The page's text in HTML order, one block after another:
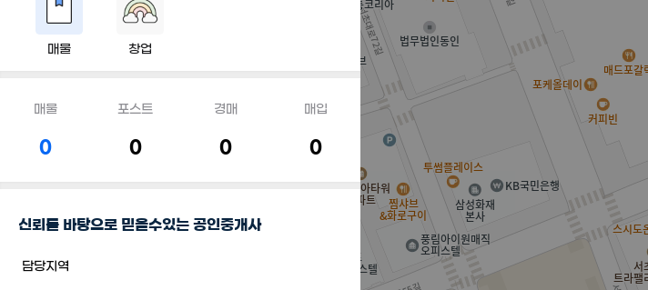
매물 창업
매물
0
포스트
0
경매
0
매입
0
신뢰를 바탕으로 믿을수있는 공인중개사
담당지역